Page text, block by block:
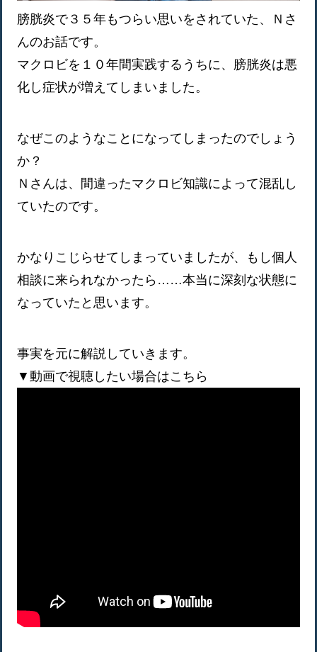
膀胱炎で３５年もつらい思いをされていた、Ｎさ
んのお話です。
マクロビを１０年間実践するうちに、膀胱炎は悪
化し症状が増えてしまいました。
なぜこのようなことになってしまったのでしょう
か？
Ｎさんは、間違ったマクロビ知識によって混乱し
ていたのです。
かなりこじらせてしまっていましたが、もし個人
相談に来られなかったら……本当に深刻な状態に
なっていたと思います。
事実を元に解説していきます。
▼動画で視聴したい場合はこちら